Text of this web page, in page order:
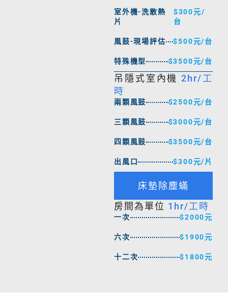
室外機-洗散熱
片
$300元/
台
風鼓-現場評估 $500元/台
特殊機型 $3500元/台
吊隱式室內機 2hr/工
時
兩顆風鼓 $2500元/台
三顆風鼓 $3000元/台
四顆風鼓 $3500元/台
出風口 $300元/片
床墊除塵蟎
房間為單位 1hr/工時
一次 $2000元
六次 $1900元
十二次 $1800元